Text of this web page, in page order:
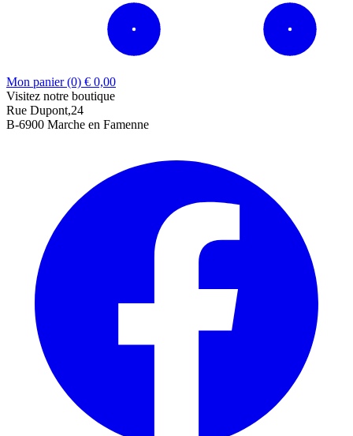
Mon panier (0) € 0,00
Visitez notre boutique
Rue Dupont,24
B-6900 Marche en Famenne